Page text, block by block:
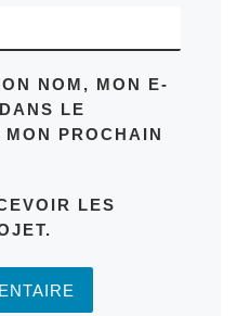
NOM, MON E-
LE
PROCHAIN
LES